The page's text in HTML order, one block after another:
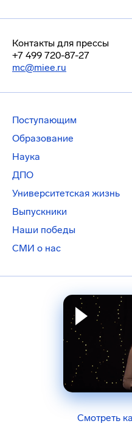
Контакты для прессы
+7 499 720-87-27
mc@miee.ru
Поступающим
Образование
Наука
ДПО
Университетская жизнь
Выпускники
Наши победы
СМИ о нас
Смотреть